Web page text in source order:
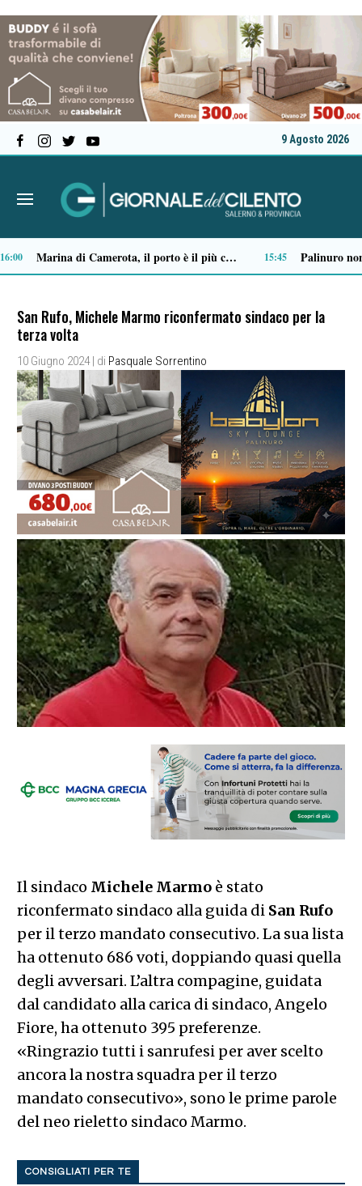
9 Agosto 2026
09:03 09:01
San Rufo, Michele Marmo riconfermato sindaco per la
terza volta
10 Giugno 2024 | di Pasquale Sorrentino
Il sindaco Michele Marmoè stato
riconfermato sindaco alla guida di San Rufo
per il terzo mandato consecutivo. La sua lista
ha ottenuto 686 voti, doppiando quasi quella
degli avversari. L’altra compagine, guidata
dal candidato alla carica di sindaco, Angelo
Fiore, ha ottenuto 395 preferenze.
«Ringrazio tutti i sanrufesi per aver scelto
ancora la nostra squadra per il terzo
mandato consecutivo», sono le prime parole
del neo rieletto sindaco Marmo.
CONSIGLIATI PER TE